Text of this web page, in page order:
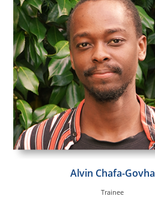
Alvin Chafa-Govha
Trainee